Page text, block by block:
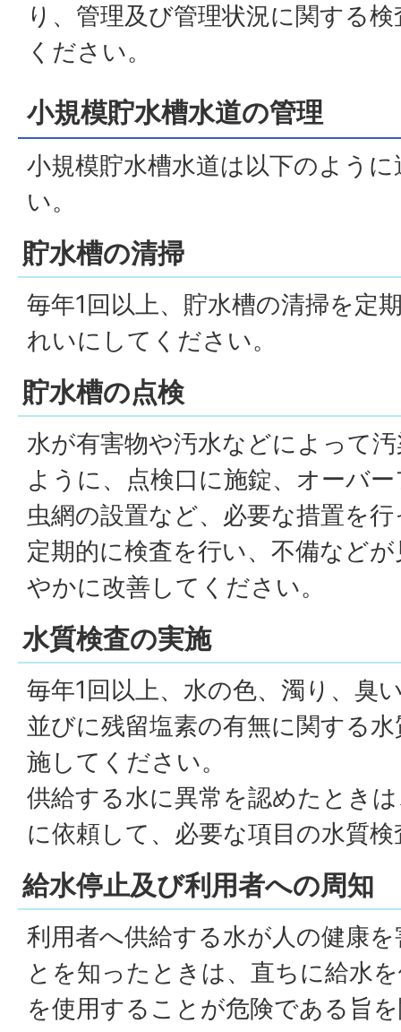
り、管理及び管理状況に関する
ください。
小規模貯水槽水道の管理
小規模貯水槽水道は以下のよう
い。
貯水槽の清掃
毎年1回以上、貯水槽の清掃を定
れいにしてください。
貯水槽の点検
水が有害物や汚水などによって
ように、点検口に施錠、オーバ
虫網の設置など、必要な措置を
定期的に検査を行い、不備など
やかに改善してください。
水質検査の実施
毎年1回以上、水の色、濁り、臭
並びに残留塩素の有無に関する
施してください。
供給する水に異常を認めたとき
に依頼して、必要な項目の水質
給水停止及び利用者への周知
利用者へ供給する水が人の健康
とを知ったときは、直ちに給水
を使用することが危険である旨